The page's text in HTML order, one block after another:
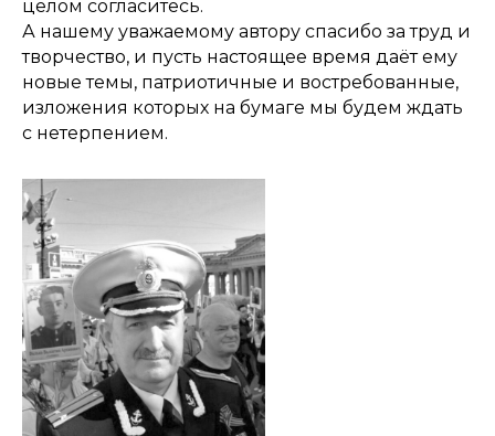
целом согласитесь.
А нашему уважаемому автору спасибо за труд и
творчество, и пусть настоящее время даёт ему
новые темы, патриотичные и востребованные,
изложения которых на бумаге мы будем ждать
с нетерпением.